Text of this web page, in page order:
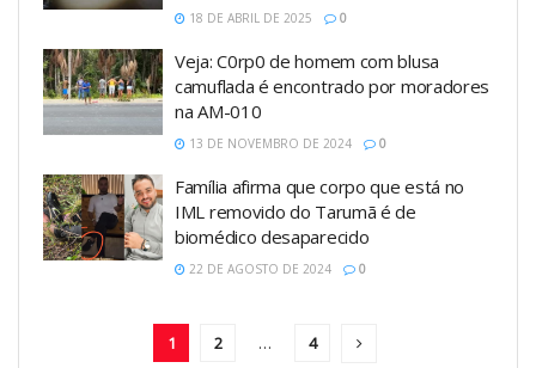
18 DE ABRIL DE 2025 0
Veja: C0rp0 de homem com blusa
camuflada é encontrado por moradores
na AM-010
13 DE NOVEMBRO DE 2024 0
Família afirma que corpo que está no
IML removido do Tarumã é de
biomédico desaparecido
22 DE AGOSTO DE 2024 0
1 2 … 4